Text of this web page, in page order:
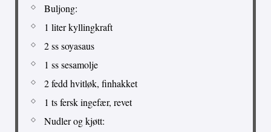
Buljong:
1 liter kyllingkraft
2 ss soyasaus
1 ss sesamolje
2 fedd hvitløk, finhakket
1 ts fersk ingefær, revet
Nudler og kjøtt: